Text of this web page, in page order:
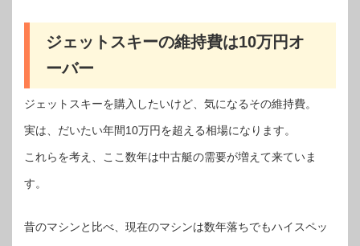
ジェットスキーの維持費は10万円オ
ーバー
ジェットスキーを購入したいけど、気になるその維持費。
実は、だいたい年間10万円を超える相場になります。
これらを考え、ここ数年は中古艇の需要が増えて来ていま
す。
昔のマシンと比べ、現在のマシンは数年落ちでもハイスペッ